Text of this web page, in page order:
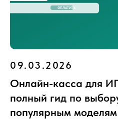
09.03.2026
Онлайн-касса для
полный гид по
популярным моделям